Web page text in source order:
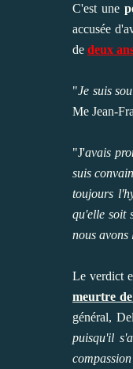
C'est une
accusée
de deux
"Je suis
Me Jean-
"J'avais
suis
toujours
qu'elle soit
nous
Le verdict
meurtre
général,
puisqu'il